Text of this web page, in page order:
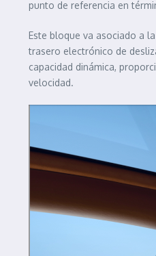
punto de referencia en
Este bloque va asociado a
trasero electrónico de
capacidad dinámica,
velocidad.